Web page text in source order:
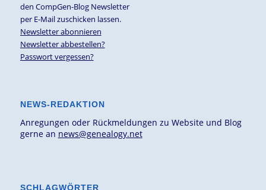
den CompGen-Blog Newsletter
per E-Mail zuschicken lassen.
Newsletter abonnieren
Newsletter abbestellen?
Passwort vergessen?
NEWS-REDAKTION
Anregungen oder Rückmeldungen zu Website und Blog
gerne an news@genealogy.net
SCHLAGWÖRTER